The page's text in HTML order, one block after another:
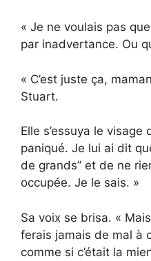
« Je ne voulais pas
par inadvertance. Ou
« C’est juste ça,
Stuart.
Elle s’essuya le visage
paniqué. Je lui ai dit
de grands” et de ne
occupée. Je le sais. »
Sa voix se brisa. «
ferais jamais de mal à
comme si c’était la